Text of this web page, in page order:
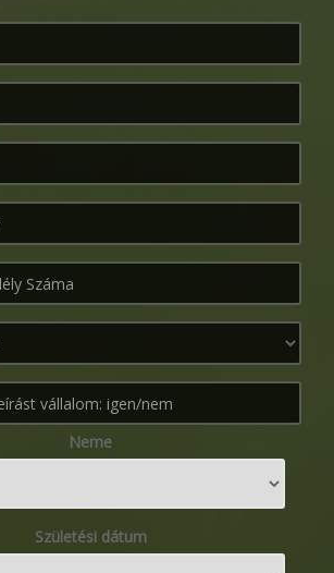
Neme
Születési dátum